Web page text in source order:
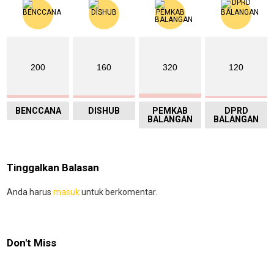
200
BENCCANA
160
DISHUB
320
PEMKAB
BALANGAN
120
DPRD
BALANGAN
Tinggalkan Balasan
Anda harus masukuntuk berkomentar.
Don't Miss